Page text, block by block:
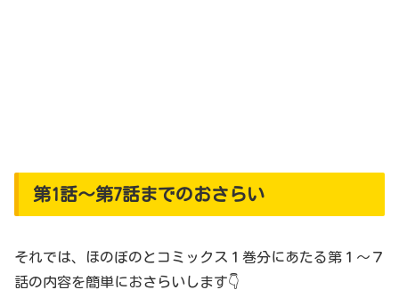
第1話～第7話までのおさらい
それでは、ほのぼのとコミックス１巻分にあたる第１～７
話の内容を簡単におさらいします👇